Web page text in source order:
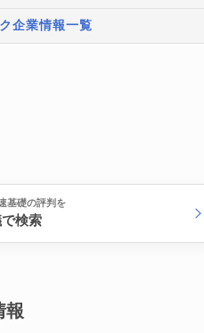
企業情報一覧
基礎の評判を
検索
報